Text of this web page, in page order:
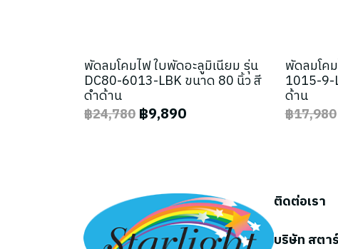
พัดลมโคมไฟ ใบพัดอะลูมิเนียม รุ่น
DC80-6013-LBK ขนาด 80 นิ้ว สี
ดำด้าน
฿24,780 ฿9,890
พัดลมโค
1015-9-
ด้าน
฿17,980
ติดต่อเรา
บริษัท สตา